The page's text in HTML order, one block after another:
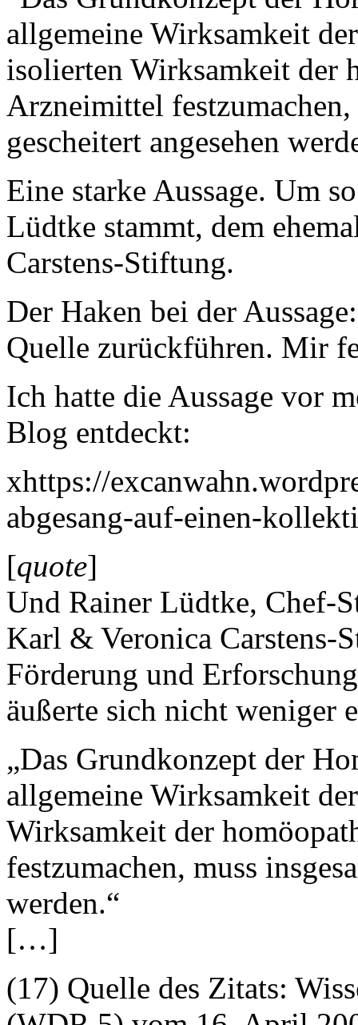
allgemeine Wirksamkeit
isolierten Wirksamkeit der
Arzneimittel festzumachen,
gescheitert angesehen
Eine starke Aussage. Um
Lüdtke stammt, dem
Carstens-Stiftung.
Der Haken bei der
Quelle zurückführen. Mir
Ich hatte die Aussage vor
Blog entdeckt:
xhttps://
abgesang-auf-einen-
[quote]
Und Rainer Lüdtke, Chef-
Karl & Veronica
Förderung und
äußerte sich nicht weniger
„Das Grundkonzept der
allgemeine Wirksamkeit
Wirksamkeit der
festzumachen, muss
werden.“
[…]
(17) Quelle des Zitats: